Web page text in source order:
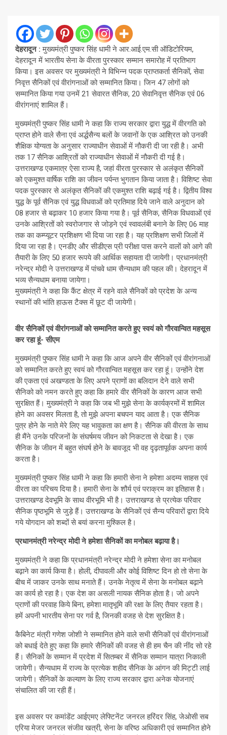
देहरादून : मुख्यमंत्री पुष्कर सिंह धामी ने आर.आई.एम.सी ऑडिटोरियम,
देहरादून में भारतीय सेना के वीरता पुरस्कार सम्मान समारोह में प्रतिभाग
किया। इस अवसर पर मुख्यमंत्री ने विभिन्न पदक प्राप्तकर्ता सैनिकों, सेवा
निवृत्त सैनिकों एवं वीरांगनाओं को सम्मानित किया। जिन 47 लोगों को
सम्मानित किया गया उनमें 21 सेवारत सैनिक, 20 सेवानिवृत्त सैनिक एवं 06
वीरांगनाएं शामिल हैं।
मुख्यमंत्री पुष्कर सिंह धामी ने कहा कि राज्य सरकार द्वारा युद्ध में वीरगति को
प्राप्त होने वाले सैना एवं अर्द्धसैन्य बलों के जवानों के एक आश्रित को उनकी
शैक्षिक योग्यता के अनुसार राज्याधीन सेवाओं में नौकरी दी जा रही है। अभी
तक 17 सैनिक आश्रितों को राज्याधीन सेवाओं में नौकरी दी गई है।
उत्तराखण्ड एकमात्र ऐसा राज्य है, जहां वीरता पुरस्कार से अलंकृत सैनिकों
को एकमुश्त वार्षिक राशि का जीवन पर्यन्त भुगतान किया जाता है। विशिष्ट सेवा
पदक पुरस्कार से अलंकृत सैनिकों की एकमुश्त राशि बढ़ाई गई है। द्वितीय विश्व
युद्ध के पूर्व सैनिक एवं युद्ध विधवाओं को प्रतिमाह दिये जाने वाले अनुदान को
08 हजार से बढ़ाकर 10 हजार किया गया है। पूर्व सैनिक, सैनिक विधवाओं एवं
उनके आश्रितों को स्वरोजगार से जोड़ने एवं स्वावलंबी बनाने के लिए 06 माह
तक का कम्प्यूटर प्रशिक्षण भी दिया जा रहा है। यह प्रशिक्षण सभी जिलों में
दिया जा रहा है। एनडीए और सीडीएस प्री परीक्षा पास करने वालों को आगे की
तैयारी के लिए 50 हजार रूपये की आर्थिक सहायता दी जायेगी। प्रधानमंत्री
नरेन्द्र मोदी ने उत्तराखण्ड में पांचवे धाम सैन्यधाम की पहल की। देहरादून में
भव्य सैन्यधाम बनाया जायेगा।
मुख्यमंत्री ने कहा कि कैंट क्षेत्र में रहने वाले सैनिकों को प्रदेश के अन्य
स्थानों की भांति हाऊस टैक्स में छूट दी जायेगी।
वीर सैनिकों एवं वीरांगनाओं को सम्मानित करते हुए स्वयं को गौरवान्वित महसूस
कर रहा हूं- सीएम
मुख्यमंत्री पुष्कर सिंह धामी ने कहा कि आज अपने वीर सैनिकों एवं वीरांगनाओं
को सम्मानित करते हुए स्वयं को गौरवान्वित महसूस कर रहा हूं। उन्होंने देश
की एकता एवं अखण्डता के लिए अपने प्राणों का बलिदान देने वाले सभी
सैनिको को नमन करते हुए कहा कि हमारे वीर सैनिकों के कारण आज सभी
सुरक्षित हैं। मुख्यमंत्री ने कहा कि जब भी मुझे सेना के कार्यक्रमों में शामिल
होने का अवसर मिलता है, तो मुझे अपना बचपन याद आता है। एक सैनिक
पुत्र होने के नाते मेरे लिए यह भावुकता का क्षण है। सैनिक की वीरता के साथ
ही मैंने उनके परिजनों के संघर्षमय जीवन को निकटता से देखा है। एक
सैनिक के जीवन में बहुत संघर्ष होने के बावजूद भी वह दृढ़तापूर्वक अपना कार्य
करता है।
मुख्यमंत्री पुष्कर सिंह धामी ने कहा कि हमारी सेना ने हमेशा अदम्य साहस एवं
वीरता का परिचय दिया है। हमारी सेना के शौर्य एवं पराक्रम का इतिहास है।
उत्तराखण्ड देवभूमि के साथ वीरभूमि भी है। उत्तराखण्ड से प्रत्येक परिवार
सैनिक पृष्ठभूमि से जुड़े हैं। उत्तराखण्ड के सैनिकों एवं सैन्य परिवारों द्वारा दिये
गये योगदान को शब्दों से बयां करना मुश्किल है।
प्रधानमंत्री नरेन्द्र मोदी ने हमेशा सैनिकों का मनोबल बढ़ाया है।
मुख्यमंत्री ने कहा कि प्रधानमंत्री नरेन्द्र मोदी ने हमेशा सेना का मनोबल
बढ़ाने का कार्य किया है। होली, दीपावली और कोई विशिष्ट दिन हो तो सेना के
बीच में जाकर उनके साथ मनाते हैं। उनके नेतृत्व में सेना के मनोबल बढ़ाने
का कार्य हो रहा है। एक देश का असली नायक सैनिक होता है। जो अपने
प्राणों की परवाह किये बिना, हमेशा मातृभूमि की रक्षा के लिए तैयार रहता है।
हमें अपनी भारतीय सेना पर गर्व है, जिनकी वजह से देश सुरक्षित है।
कैबिनेट मंत्री गणेश जोशी ने सम्मानित होने वाले सभी सैनिकों एवं वीरांगनाओं
को बधाई देते हुए कहा कि हमारे सैनिकों की वजह से ही हम चैन की नींद सो रहे
हैं। सैनिकों के सम्मान में प्रदेश में सितम्बर में सैनिक सम्मान यात्रा निकाली
जायेगी। सैन्यधाम में राज्य के प्रत्येक शहीद सैनिक के आंगन की मिट्टी लाई
जायेगी। सैनिकों के कल्याण के लिए राज्य सरकार द्वारा अनेक योजनाएं
संचालित की जा रही हैं।
इस अवसर पर कमांडेंट आईएमए लेफ्टिनेंट जनरल हरिंदर सिंह, जेओसी सब
एरिया मेजर जनरल संजीव खत्री, सेना के वरिष्ठ अधिकारी एवं सम्मानित होने